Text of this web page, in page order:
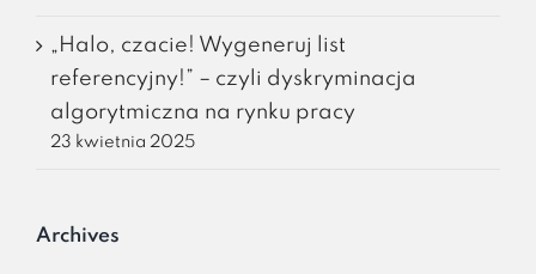
„Halo, czacie! Wygeneruj list
referencyjny!” – czyli dyskryminacja
algorytmiczna na rynku pracy
23 kwietnia 2025
Archives